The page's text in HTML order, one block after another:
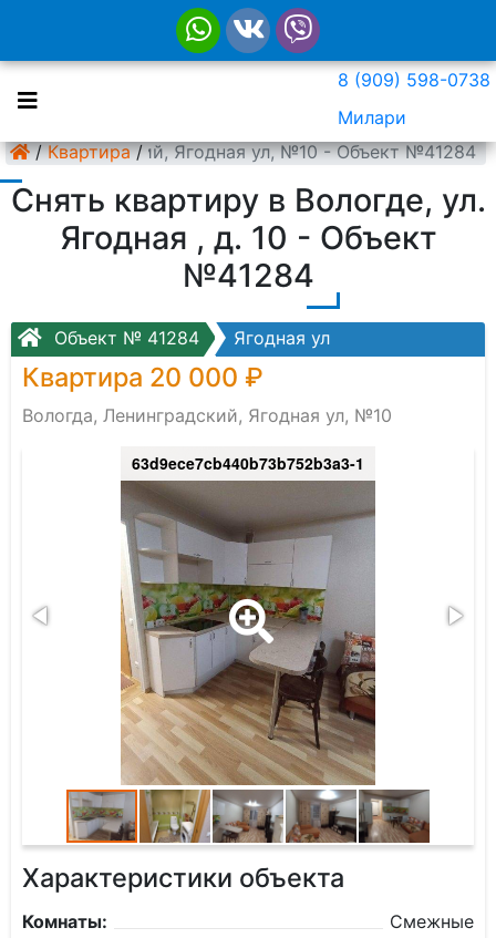
8 (909) 598-0738
Милари
/ Квартира /
Ленинградский, Ягодная ул, №10 - Объект №41284
Снять квартиру в Вологде, ул.
Ягодная , д. 10 - Объект
№41284
Объект № 41284 Ягодная ул
Квартира 20 000 ₽
Вологда, Ленинградский, Ягодная ул, №10
63d9ece7cb440b73b752b3a3-1
Характеристики объекта
Комнаты:
Смежные